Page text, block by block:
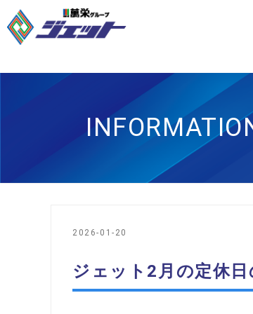
2026-01-20
ジェット2月の定休